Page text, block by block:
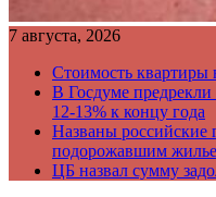
7 августа, 2026
Стоимость квартиры
В Госдуме
12-13% к концу года
Названы российские
подорожавшим
ЦБ назвал сумму